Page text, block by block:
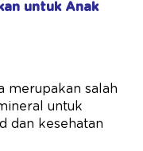
untuk Anak
merupakan salah
untuk
dan kesehatan